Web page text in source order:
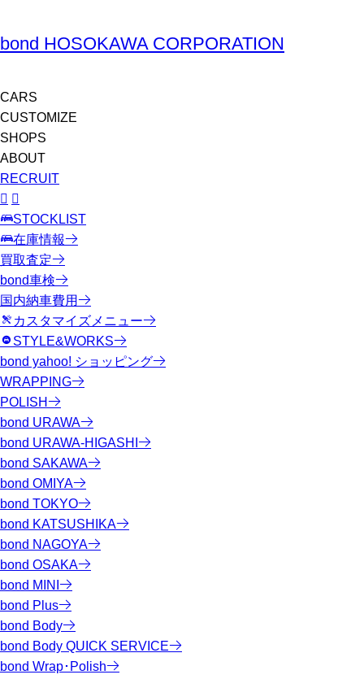
bond HOSOKAWA CORPORATION
CARS
CUSTOMIZE
SHOPS
ABOUT
RECRUIT
STOCKLIST
在庫情報
買取査定
bond車検
国内納車費用
カスタマイズメニュー
STYLE&WORKS
bond yahoo! ショッピング
WRAPPING
POLISH
bond URAWA
bond URAWA-HIGASHI
bond SAKAWA
bond OMIYA
bond TOKYO
bond KATSUSHIKA
bond NAGOYA
bond OSAKA
bond MINI
bond Plus
bond Body
bond Body QUICK SERVICE
bond Wrap･Polish